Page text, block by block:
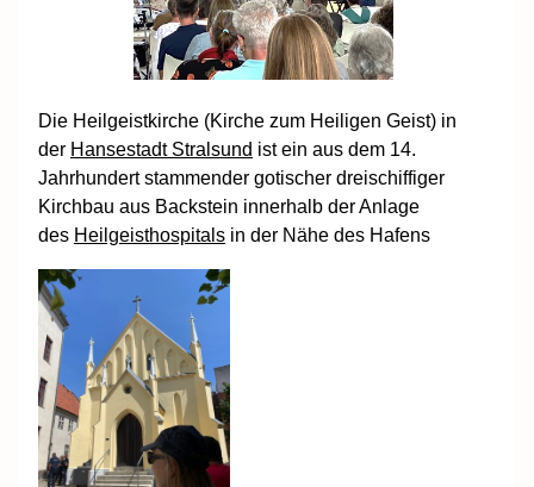
Die Heilgeistkirche (Kirche zum Heiligen Geist) in
der Hansestadt Stralsund ist ein aus dem 14.
Jahrhundert stammender gotischer dreischiffiger
Kirchbau aus Backstein innerhalb der Anlage
des Heilgeisthospitals in der Nähe des Hafens